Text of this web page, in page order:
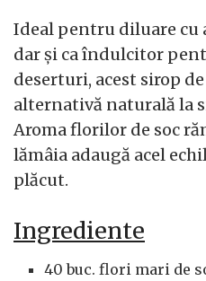
Ideal pentru diluare cu
dar și ca îndulcitor
deserturi, acest sirop
alternativă naturală la
Aroma florilor de soc
lămâia adaugă acel
plăcut.
Ingrediente
40 buc. flori mari de